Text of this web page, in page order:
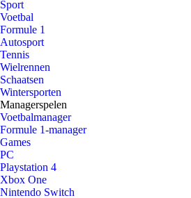
Sport
Voetbal
Formule 1
Autosport
Tennis
Wielrennen
Schaatsen
Wintersporten
Managerspelen
Voetbalmanager
Formule 1-manager
Games
PC
Playstation 4
Xbox One
Nintendo Switch